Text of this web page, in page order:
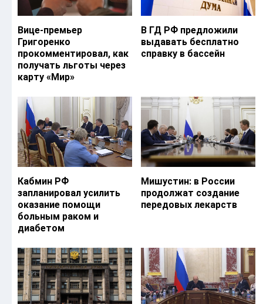
Вице-премьер
Григоренко
прокомментировал, как
получать льготы через
карту «Мир»
В ГД РФ предложили
выдавать бесплатно
справку в бассейн
Кабмин РФ
запланировал усилить
оказание помощи
больным раком и
диабетом
Мишустин: в России
продолжат создание
передовых лекарств